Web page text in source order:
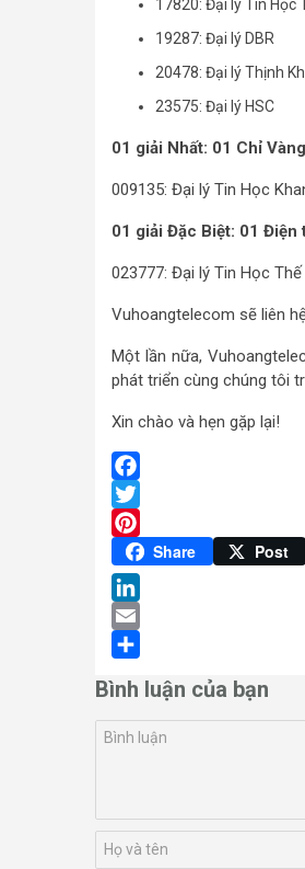
17820: Đại lý Tin Học
19287: Đại lý DBR
20478: Đại lý Thịnh
23575: Đại lý HSC
01 giải Nhất: 01 Chỉ
009135: Đại lý Tin Học
01 giải Đặc Biệt: 01 Điện
023777: Đại lý Tin Học Thế
Vuhoangtelecom sẽ liên
Một lần nữa,
phát triển cùng chúng tôi
Xin chào và hẹn gặp lại!
Facebook
Twitter
Pinterest
Share Post
LinkedIn
Email
Bình luận của bạn